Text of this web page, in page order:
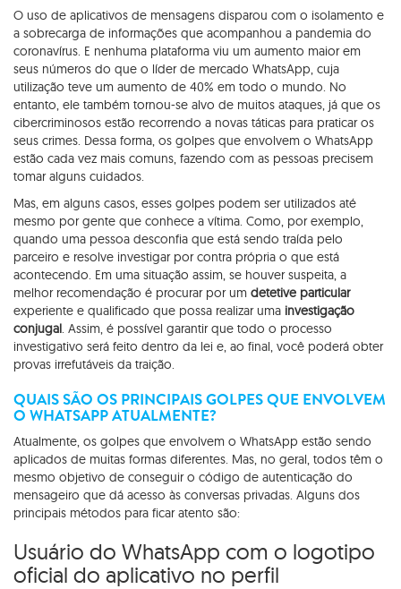
O uso de aplicativos de mensagens disparou com o isolamento e
a sobrecarga de informações que acompanhou a pandemia do
coronavírus. E nenhuma plataforma viu um aumento maior em
seus números do que o líder de mercado WhatsApp, cuja
utilização teve um aumento de 40% em todo o mundo. No
entanto, ele também tornou-se alvo de muitos ataques, já que os
cibercriminosos estão recorrendo a novas táticas para praticar os
seus crimes. Dessa forma, os golpes que envolvem o WhatsApp
estão cada vez mais comuns, fazendo com as pessoas precisem
tomar alguns cuidados.
Mas, em alguns casos, esses golpes podem ser utilizados até
mesmo por gente que conhece a vítima. Como, por exemplo,
quando uma pessoa desconfia que está sendo traída pelo
parceiro e resolve investigar por contra própria o que está
acontecendo. Em uma situação assim, se houver suspeita, a
melhor recomendação é procurar por um detetive particular
experiente e qualificado que possa realizar uma investigação
conjugal. Assim, é possível garantir que todo o processo
investigativo será feito dentro da lei e, ao final, você poderá obter
provas irrefutáveis da traição.
QUAIS SÃO OS PRINCIPAIS GOLPES QUE ENVOLVEM
O WHATSAPP ATUALMENTE?
Atualmente, os golpes que envolvem o WhatsApp estão sendo
aplicados de muitas formas diferentes. Mas, no geral, todos têm o
mesmo objetivo de conseguir o código de autenticação do
mensageiro que dá acesso às conversas privadas. Alguns dos
principais métodos para ficar atento são:
Usuário do WhatsApp com o logotipo
oficial do aplicativo no perfil